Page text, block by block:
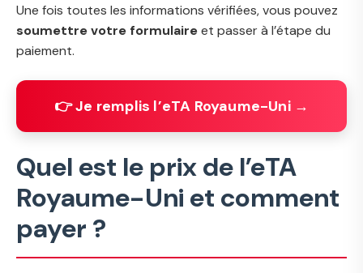
Une fois toutes les informations vérifiées, vous pouvez
soumettre votre formulaireet passer à l’étape du
paiement.
👉 Je remplis l’eTA Royaume-Uni →
Quel est le prix de l’eTA
Royaume-Uni et comment
payer ?